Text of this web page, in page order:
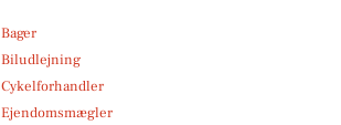
Bager
Biludlejning
Cykelforhandler
Ejendomsmægler